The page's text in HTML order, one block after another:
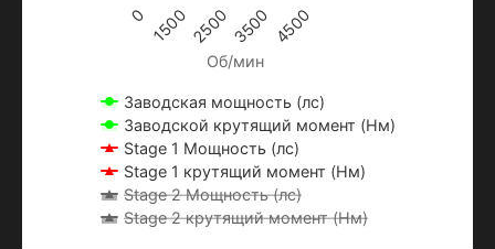
Об/мин
Заводская мощность (лс)
Заводской крутящий момент (Нм)
Stage 1 Мощность (лс)
Stage 1 крутящий момент (Нм)
Stage 2 Мощность (лс)
Stage 2 крутящий момент (Нм)
0 150025003500 4500